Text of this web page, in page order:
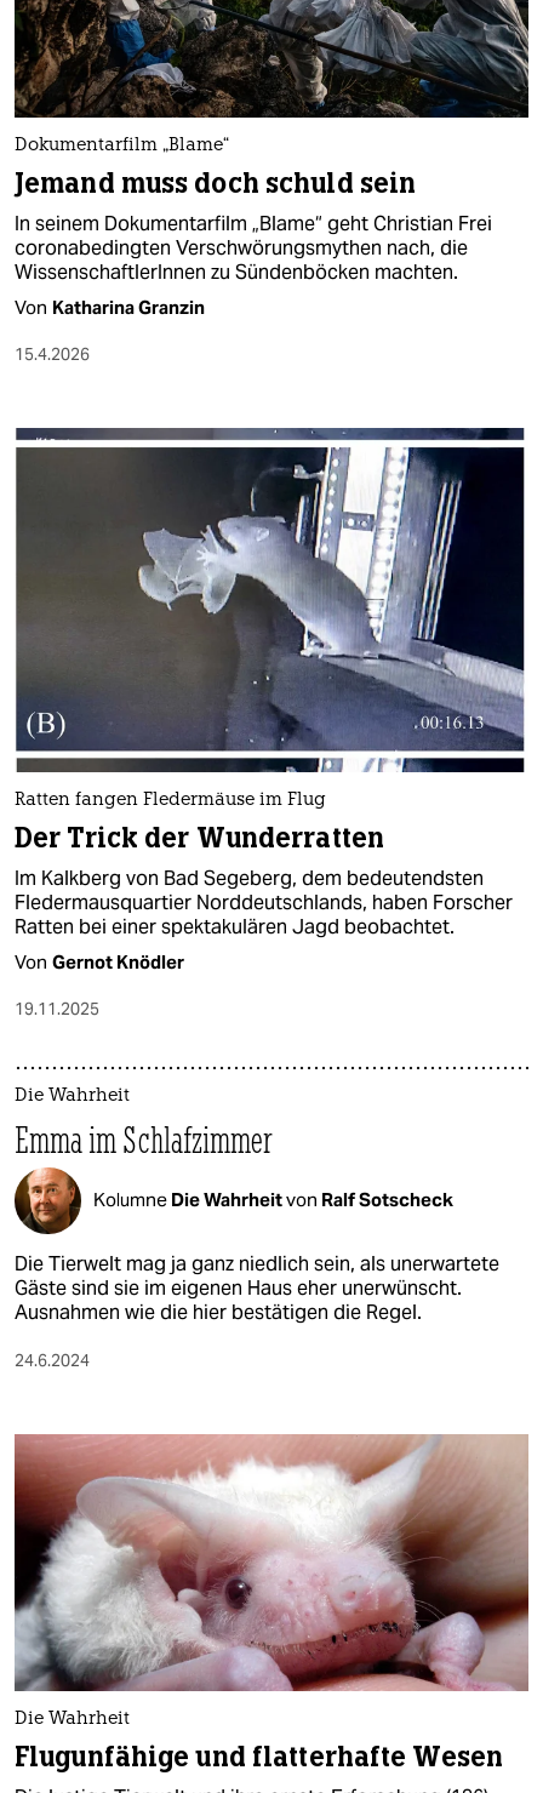
nord
wahrheit
verlag
verlag
veranstaltungen
shop
fragen & hilfe
abo
Dokumentarfilm „Blame“
Jemand muss doch schuld sein
In seinem Dokumentarfilm „Blame“ geht Christian Frei
coronabedingten Verschwörungsmythen nach, die
WissenschaftlerInnen zu Sündenböcken machten.
Von Katharina Granzin
15.4.2026
Ratten fangen Fledermäuse im Flug
Der Trick der Wunderratten
Im Kalkberg von Bad Segeberg, dem bedeutendsten
Fledermausquartier Norddeutschlands, haben Forscher
Ratten bei einer spektakulären Jagd beobachtet.
Von Gernot Knödler
19.11.2025
Die Wahrheit
Emma im Schlafzimmer
Kolumne Die Wahrheitvon Ralf Sotscheck
Die Tierwelt mag ja ganz niedlich sein, als unerwartete
Gäste sind sie im eigenen Haus eher unerwünscht.
Ausnahmen wie die hier bestätigen die Regel.
24.6.2024
Die Wahrheit
Flugunfähige und flatterhafte Wesen